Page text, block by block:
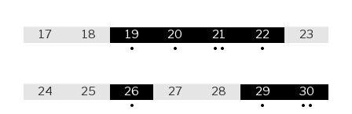
17 18
19
•
20
•
21
• •
22
•
23
24 25
26
•
27 28
29
•
30
• •